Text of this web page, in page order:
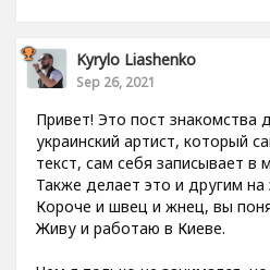
Kyrylo Liashenko
Sep 26, 2021
Привет! Это пост знакомства
украинский артист, который
текст, сам себя записывает в
Также делает это и другим на
Короче и швец и жнец, вы
Живу и работаю в Киеве.